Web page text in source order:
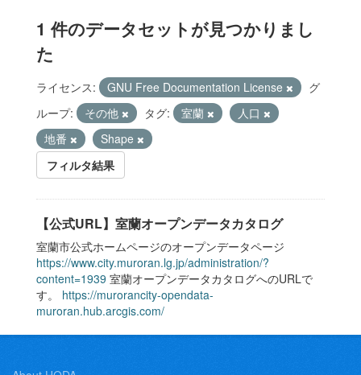
1 件のデータセットが見つかりまし
た
ライセンス: GNU Free Documentation License
グ
ループ:
その他 タグ: 室蘭
人口
地番
Shape
フィルタ結果
【公式URL】室蘭オープンデータカタログ
室蘭市公式ホームページのオープンデータページ
https://www.city.muroran.lg.jp/administration/?
content=1939 室蘭オープンデータカタログへのURLで
す。 https://murorancity-opendata-
muroran.hub.arcgis.com/